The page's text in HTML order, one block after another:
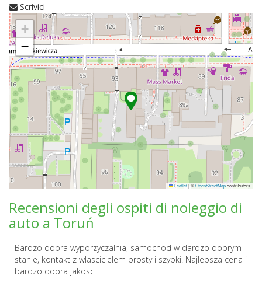
Scrivici
+
−
Leaflet|©OpenStreetMapcontributors
Recensioni degli ospiti di noleggio di
auto a Toruń
Bardzo dobra wyporzyczalnia, samochod w dardzo dobrym
stanie, kontakt z wlascicielem prosty i szybki. Najlepsza cena i
bardzo dobra jakosc!